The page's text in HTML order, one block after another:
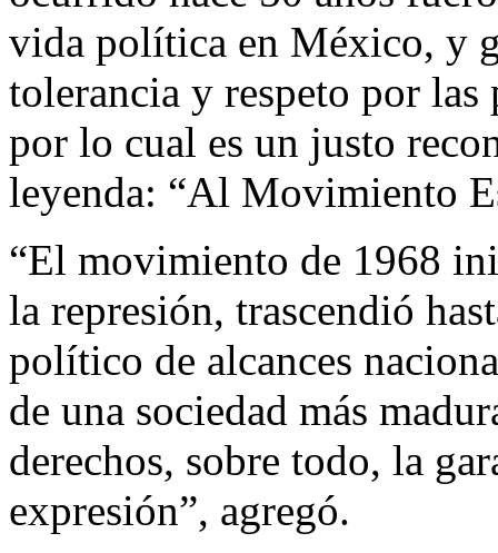
vida política en México, y
tolerancia y respeto por las
por lo cual es un justo
leyenda: “Al Movimiento
“El movimiento de 1968
la represión, trascendió
político de alcances
de una sociedad más
derechos, sobre todo, la
expresión”, agregó.